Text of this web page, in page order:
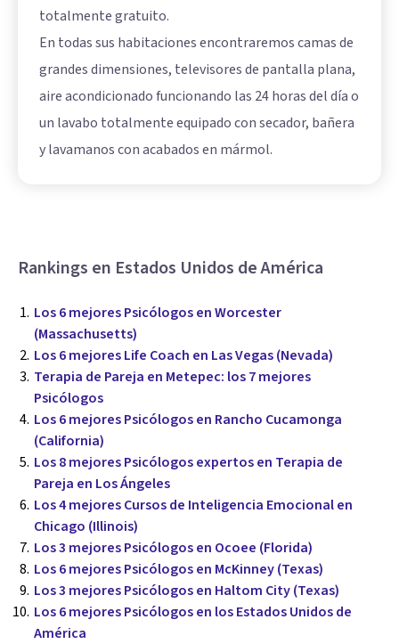
totalmente gratuito.
En todas sus habitaciones encontraremos camas de
grandes dimensiones, televisores de pantalla plana,
aire acondicionado funcionando las 24 horas del día o
un lavabo totalmente equipado con secador, bañera
y lavamanos con acabados en mármol.
Rankings en Estados Unidos de América
Los 6 mejores Psicólogos en Worcester
(Massachusetts)
Los 6 mejores Life Coach en Las Vegas (Nevada)
Terapia de Pareja en Metepec: los 7 mejores
Psicólogos
Los 6 mejores Psicólogos en Rancho Cucamonga
(California)
Los 8 mejores Psicólogos expertos en Terapia de
Pareja en Los Ángeles
Los 4 mejores Cursos de Inteligencia Emocional en
Chicago (Illinois)
Los 3 mejores Psicólogos en Ocoee (Florida)
Los 6 mejores Psicólogos en McKinney (Texas)
Los 3 mejores Psicólogos en Haltom City (Texas)
Los 6 mejores Psicólogos en los Estados Unidos de
América